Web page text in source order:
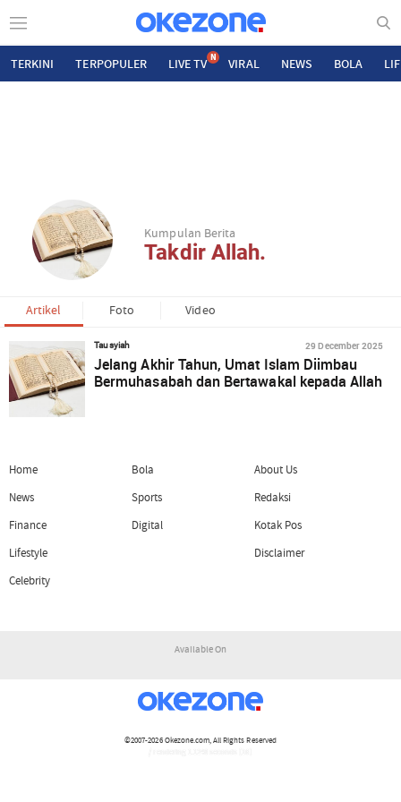
TERKINI TERPOPULER LIVE TV N VIRAL NEWS BOLA
Kumpulan Berita
Takdir Allah.
Artikel Foto Video
Tausyiah 29 December 2025
Jelang Akhir Tahun, Umat Islam Diimbau
Bermuhasabah dan Bertawakal kepada Allah
Home
News
Finance
Lifestyle
Celebrity
Bola
Sports
Digital
About Us
Redaksi
Kotak Pos
Disclaimer
Available On
©2007-2026Okezone.com, All Rights Reserved